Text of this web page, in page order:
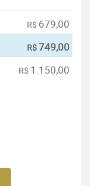
R$ 679,00
R$749,00
R$ 1.150,00